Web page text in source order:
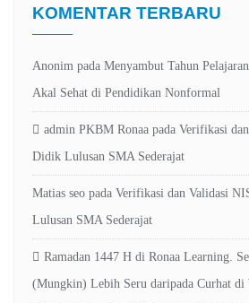
KOMENTAR TERBARU
Anonim pada Menyambut Tahun
Akal Sehat di Pendidikan Nonformal
admin PKBM Ronaa pada Verifikasi
Didik Lulusan SMA Sederajat
Matias seo pada Verifikasi dan Validasi
Lulusan SMA Sederajat
Ramadan 1447 H di Ronaa Learning.
(Mungkin) Lebih Seru daripada Curhat